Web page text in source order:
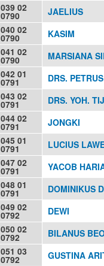
039 02
0790
JAELIUS
040 02
0790
KASIM
041 02
0790
MARSIANA
042 01
0791
DRS.
043 02
0791
DRS. YOH.
044 02
0791
JONGKI
045 01
0791
LUCIUS
047 02
0791
YACOB
048 01
0791
DOMINIKUS
049 02
0792
DEWI
050 02
0792
BILANUS
051 03
0792
GUSTINA